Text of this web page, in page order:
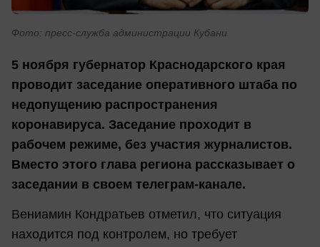
Фото: пресс-служба администрации Кубани
5 ноября губернатор Краснодарского края
проводит заседание оперативного штаба по
недопущению распространения
коронавируса. Заседание проходит в
рабочем режиме, без участия журналистов.
Вместо этого глава региона рассказывает о
заседании в своем телеграм-канале.
Вениамин Кондратьев отметил, что ситуация
находится под контролем, но требует